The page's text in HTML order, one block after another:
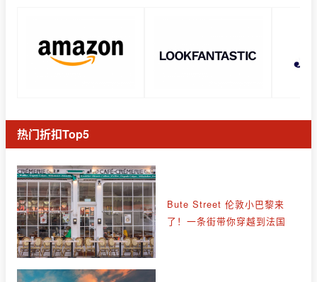
热门折扣Top5
Bute Street 伦敦小巴黎来
了！一条街带你穿越到法国